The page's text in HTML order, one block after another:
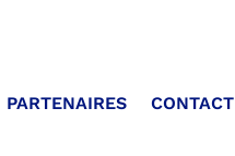
PARTENAIRES CONTACT